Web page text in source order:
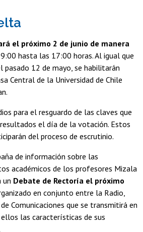
el próximo 2 de junio de manera
hasta las 17:00 horas. Al igual que
12 de mayo, se habilitarán
Central de la Universidad de Chile
para el resguardo de las claves que
el día de la votación. Estos
del proceso de escrutinio.
de información sobre las
académicos de los profesores Mizala
un Debate de Rectoría el próximo
en conjunto entre la Radio,
Comunicaciones que se transmitirá en
las características de sus